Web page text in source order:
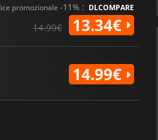
promozionale -11% : DLCOMPARE
14.99€ 13.34€
14.99€